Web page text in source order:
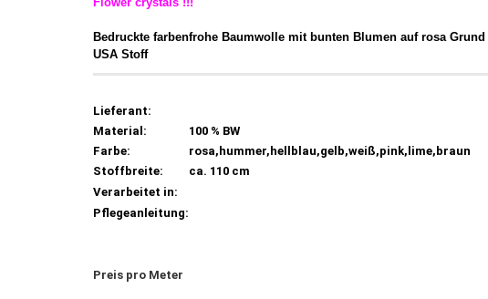
Bedruckte farbenfrohe Baumwolle mit bunten Blumen auf rosa Grund
USA Stoff
Lieferant:
Material:
100 % BW
Farbe:
rosa,hummer,hellblau,gelb,weiß,pink,lime,braun
Stoffbreite:
ca. 110 cm
Verarbeitet in:
Pflegeanleitung:
Preis pro Meter